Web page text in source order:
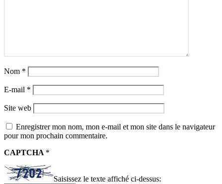
Nom *
E-mail *
Site web
Enregistrer mon nom, mon e-mail et mon site dans le navigateur
pour mon prochain commentaire.
CAPTCHA *
Saisissez le texte affiché ci-dessus: